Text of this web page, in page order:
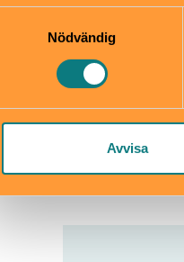
informationen med annan
Nödvändig
Avvisa